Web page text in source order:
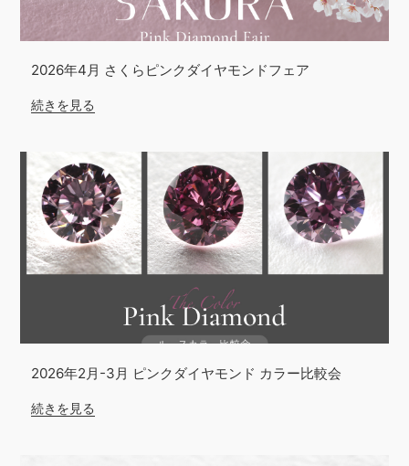
2026年4月 さくらピンクダイヤモンドフェア
続きを見る
2026年2月-3月 ピンクダイヤモンド カラー比較会
続きを見る